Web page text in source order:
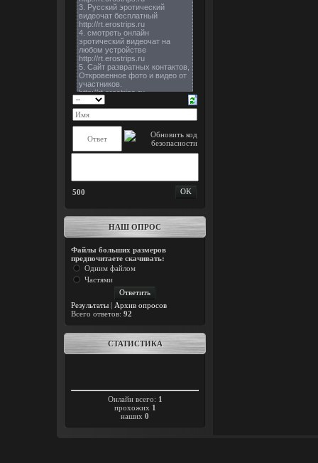
500
НАШ ОПРОС
Файлы больших размеров
предпочитаете скачивать:
Одним файлом
Частями
Результаты | Архив опросов
Всего ответов: 92
СТАТИСТИКА
Онлайн всего: 1
прохожих 1
наших 0